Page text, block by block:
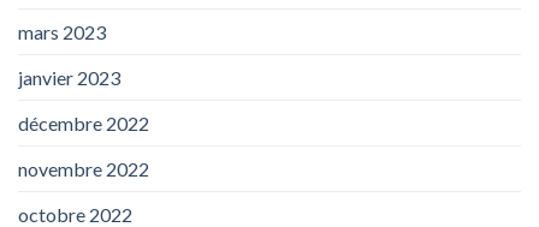
mars 2023
janvier 2023
décembre 2022
novembre 2022
octobre 2022